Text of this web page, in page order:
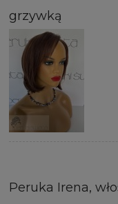
grzywką
Peruka Irena,